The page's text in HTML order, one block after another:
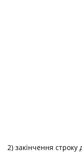
2) закінчення строку